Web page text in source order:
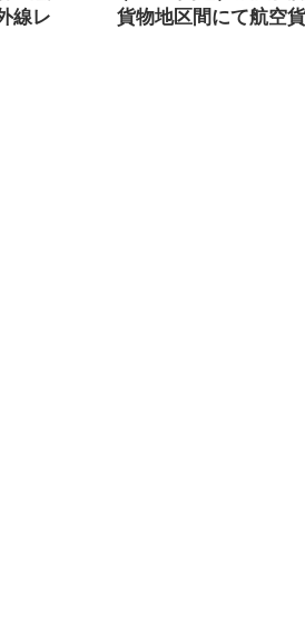
線レ
貨物地区間にて航空